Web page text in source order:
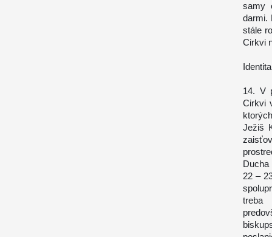
samy
darmi.
stále
Cirkvi
14. V
Cirkvi
Ježiš
22 –
treba